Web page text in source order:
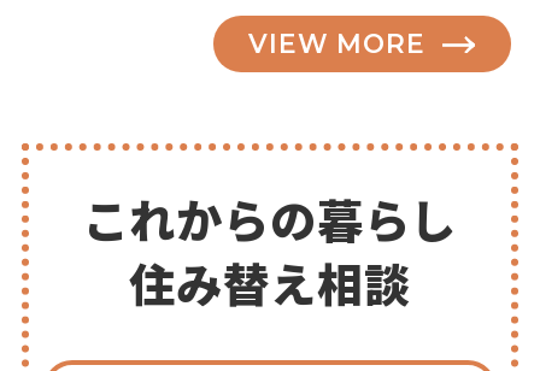
VIEW MORE
これからの暮らし
住み替え相談